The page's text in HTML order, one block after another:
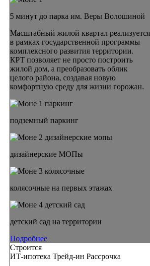
5 минут до парка им. Веры Волошиной
Масштабный жилой квартал реализуется
в рамках государственной программы
комплексного развития территории.
КРТ позволяет не просто построить
жилой дом, а преобразовать облик
целого района, создавая новую
комфортную среду для жизни горожан.
подземный паркинг
дизайнерские МОПы
колясочные на первых этажах
детский сад на территории
Подробнее
Строится
ИТ-ипотека Трейд-ин Рассрочка